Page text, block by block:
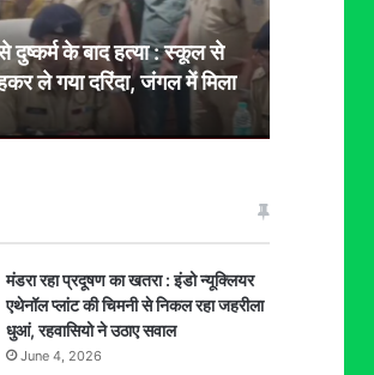
दुष्कर्म के बाद हत्या : स्कूल से
ले गया दरिंदा, जंगल में मिला
मंडरा रहा प्रदूषण का खतरा : इंडो न्यूक्लियर
एथेनॉल प्लांट की चिमनी से निकल रहा जहरीला
धुआं, रहवासियो ने उठाए सवाल
June 4, 2026